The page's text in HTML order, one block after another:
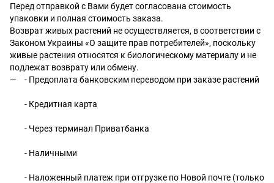
Перед отправкой с Вами будет согласована стоимость
упаковки и полная стоимость заказа.
Возврат живых растений не осуществляется, в соответствии с
Законом Украины «О защите прав потребителей», поскольку
живые растения относятся к биологическому материалу и не
подлежат возврату или обмену.
- Предоплата банковским переводом при заказе растений
- Кредитная карта
- Через терминал Приватбанка
- Наличными
- Наложенный платеж при отгрузке по Новой почте (только